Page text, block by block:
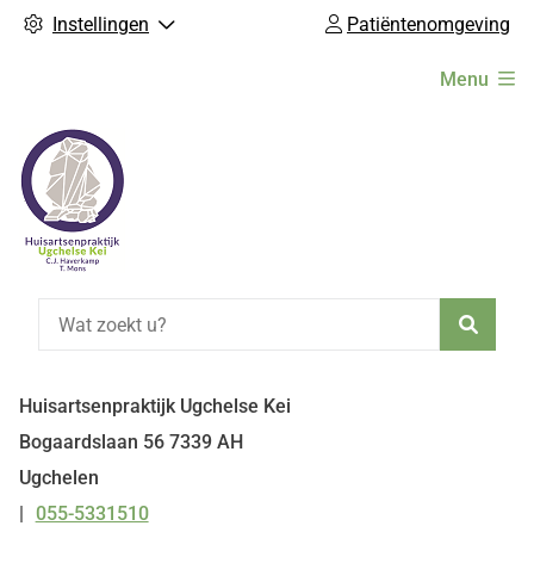
Instellingen Patiëntenomgeving
Menu
Huisartsenpraktijk Ugchelse Kei
Bogaardslaan 56 7339 AH
Ugchelen
Tel:
055-5331510